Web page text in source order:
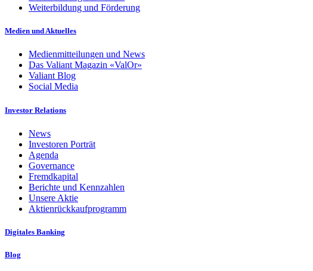
Weiterbildung und Förderung
Medien und Aktuelles
Medienmitteilungen und News
Das Valiant Magazin «ValOr»
Valiant Blog
Social Media
Investor Relations
News
Investoren Porträt
Agenda
Governance
Fremdkapital
Berichte und Kennzahlen
Unsere Aktie
Aktienrückkaufprogramm
Digitales Banking
Blog